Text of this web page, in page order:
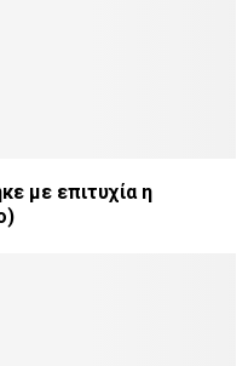
με επιτυχία η